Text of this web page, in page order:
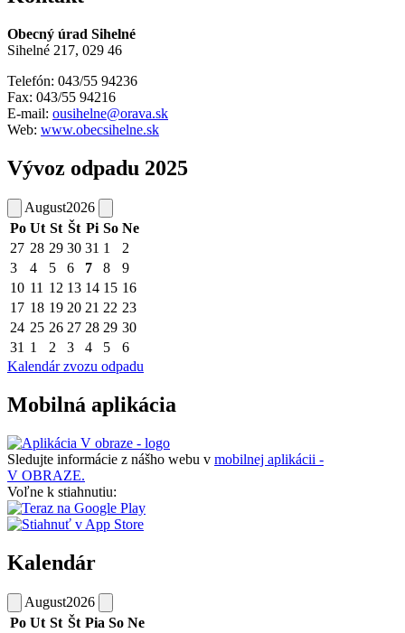
Obecný úrad Sihelné
Sihelné 217, 029 46
Telefón: 043/55 94236
Fax: 043/55 94216
E-mail: ousihelne@orava.sk
Web: www.obecsihelne.sk
Vývoz odpadu 2025
August2026
Po Ut St Št Pi So Ne
27 28 29 30 31 1
2
3
4 5 6 7 8
9
10 11 12 13 14 15 16
17 18 19 20 21 22 23
24 25 26 27 28 29 30
31 1 2 3 4 5
6
Kalendár zvozu odpadu
Mobilná aplikácia
Sledujte informácie z nášho webu v mobilnej aplikácii -
V OBRAZE.
Voľne k stiahnutiu:
Kalendár
August2026
Po Ut St Št Pia So Ne